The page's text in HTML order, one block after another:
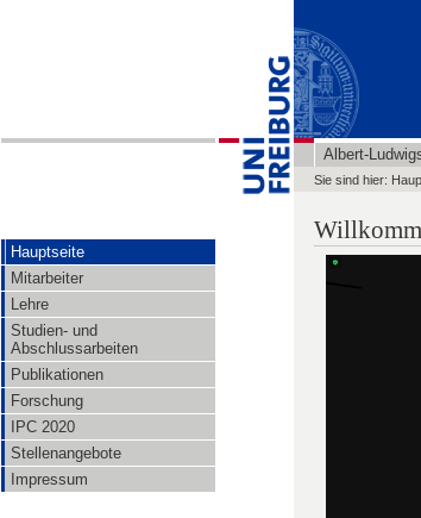
Hauptseite
Mitarbeiter
Lehre
Studien- und
Abschlussarbeiten
Publikationen
Forschung
IPC 2020
Stellenangebote
Impressum
Albert-
Sie sind hier: